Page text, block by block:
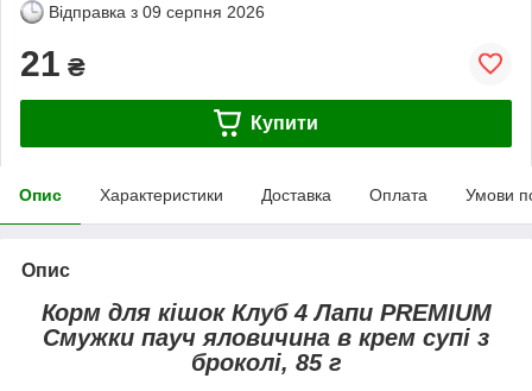
Відправка з 09 серпня 2026
21 ₴
Купити
Опис Характеристики Доставка Оплата Умови
Опис
Корм для кішок Клуб 4 Лапи PREMIUM
Смужки пауч яловичина в крем супі з
броколі, 85 г